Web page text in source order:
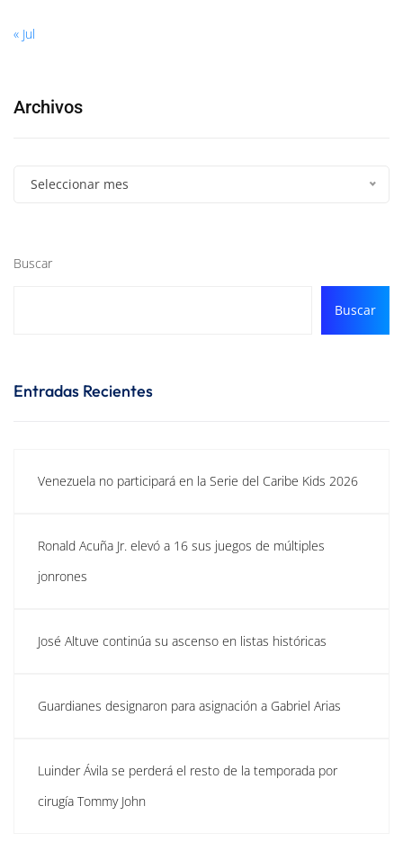
« Jul
Archivos
Seleccionar mes
Buscar
Buscar
Entradas Recientes
Venezuela no participará en la Serie del Caribe Kids 2026
Ronald Acuña Jr. elevó a 16 sus juegos de múltiples
jonrones
José Altuve continúa su ascenso en listas históricas
Guardianes designaron para asignación a Gabriel Arias
Luinder Ávila se perderá el resto de la temporada por
cirugía Tommy John